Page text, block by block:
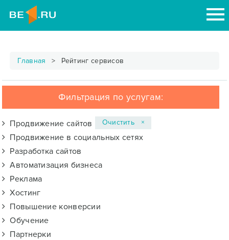
Главная Рейтинг сервисов
Фильтрация по услугам:
Продвижение сайтов
Продвижение в социальных сетях
Разработка сайтов
Автоматизация бизнеса
Реклама
Хостинг
Повышение конверсии
Обучение
Партнерки
Очистить ×